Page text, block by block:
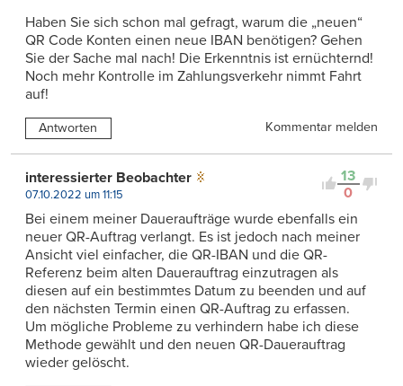
Haben Sie sich schon mal gefragt, warum die „neuen“
QR Code Konten einen neue IBAN benötigen? Gehen
Sie der Sache mal nach! Die Erkenntnis ist ernüchternd!
Noch mehr Kontrolle im Zahlungsverkehr nimmt Fahrt
auf!
Antworten Kommentar melden
13
0
interessierter Beobachter
07.10.2022 um 11:15
Bei einem meiner Daueraufträge wurde ebenfalls ein
neuer QR-Auftrag verlangt. Es ist jedoch nach meiner
Ansicht viel einfacher, die QR-IBAN und die QR-
Referenz beim alten Dauerauftrag einzutragen als
diesen auf ein bestimmtes Datum zu beenden und auf
den nächsten Termin einen QR-Auftrag zu erfassen.
Um mögliche Probleme zu verhindern habe ich diese
Methode gewählt und den neuen QR-Dauerauftrag
wieder gelöscht.